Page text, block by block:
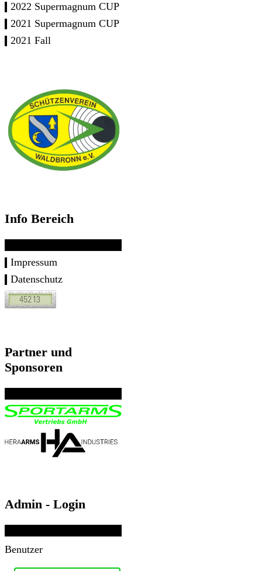
2022 Supermagnum CUP
2021 Supermagnum CUP
2021 Fall
Info Bereich
Impressum
Datenschutz
Partner und
Sponsoren
Admin - Login
Benutzer